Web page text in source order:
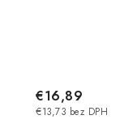
€13,73 bez DPH
€16,89